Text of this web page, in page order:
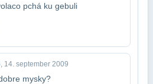
pchá ku gebuli
14. september 2009
mysky?